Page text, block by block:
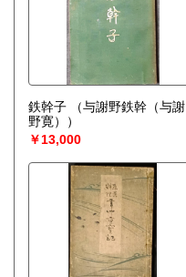
鉄幹子
（与謝野鉄幹（与謝
野寛））
￥13,000